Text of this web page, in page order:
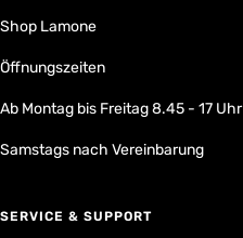
Shop Lamone
Öffnungszeiten
Ab Montag bis Freitag 8.45 - 17 Uhr
Samstags nach Vereinbarung
SERVICE & SUPPORT